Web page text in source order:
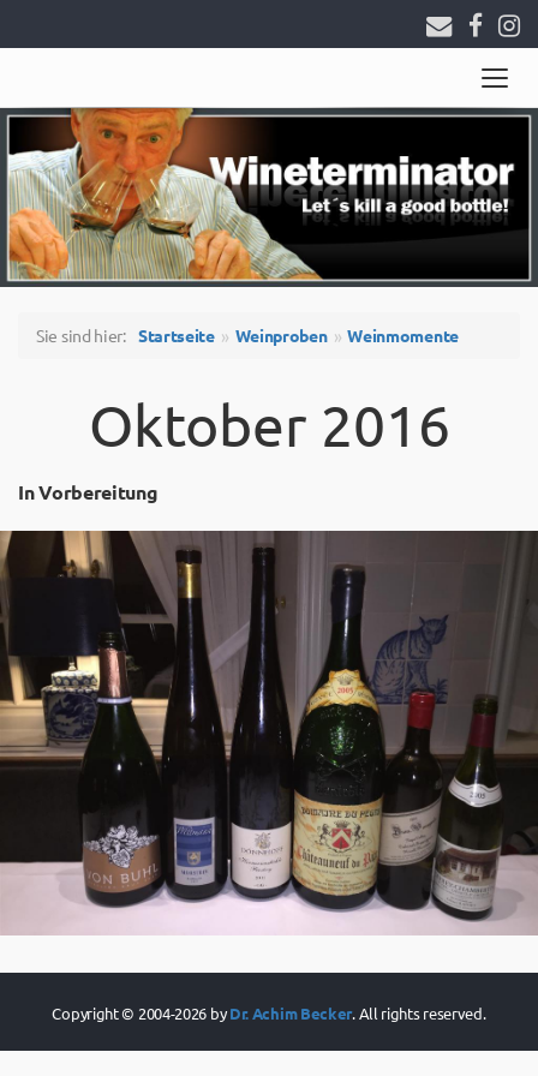
Sie sind hier: Startseite Weinproben Weinmomente
Oktober 2016
In Vorbereitung
Copyright © 2004-2026 byDr. Achim Becker. All rights reserved.